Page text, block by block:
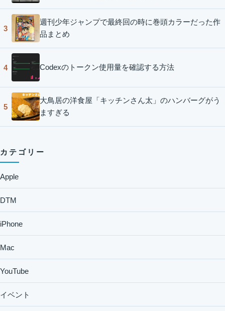
3
週刊少年ジャンプで最終回の時に巻頭カラーだった作
品まとめ
4 Codexのトークン使用量を確認する方法
5
大鳥居の洋食屋「キッチンさん太」のハンバーグがう
ますぎる
カテゴリー
Apple
DTM
iPhone
Mac
YouTube
イベント